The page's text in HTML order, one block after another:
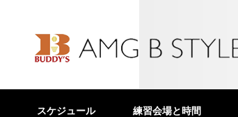
スケジュール 練習会場と時間